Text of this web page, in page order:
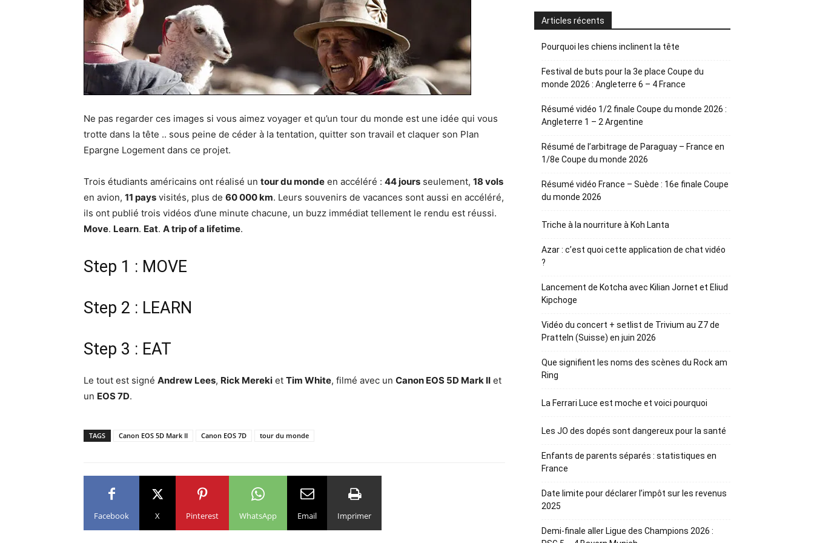
Ne pas regarder ces images si vous aimez voyager et qu’un tour du monde est une idée qui vous
trotte dans la tête .. sous peine de céder à la tentation, quitter son travail et claquer son Plan
Epargne Logement dans ce projet.
Trois étudiants américains ont réalisé un tour du monde en accéléré : 44 jours seulement, 18 vols
en avion, 11 pays visités, plus de 60 000 km. Leurs souvenirs de vacances sont aussi en accéléré,
ils ont publié trois vidéos d’une minute chacune, un buzz immédiat tellement le rendu est réussi.
Move. Learn. Eat. A trip of a lifetime.
Step 1 : MOVE
Step 2 : LEARN
Step 3 : EAT
Le tout est signé Andrew Lees, Rick Mereki et Tim White, filmé avec un Canon EOS 5D Mark II et
un EOS 7D.
TAGS Canon EOS 5D Mark II Canon EOS 7D tour du monde
Facebook X Pinterest WhatsApp Email Imprimer
Articles récents
Pourquoi les chiens inclinent la tête
Festival de buts pour la 3e place Coupe du
monde 2026 : Angleterre 6 – 4 France
Résumé vidéo 1/2 finale Coupe du monde 2026 :
Angleterre 1 – 2 Argentine
Résumé de l’arbitrage de Paraguay – France en
1/8e Coupe du monde 2026
Résumé vidéo France – Suède : 16e finale Coupe
du monde 2026
Triche à la nourriture à Koh Lanta
Azar : c’est quoi cette application de chat vidéo
?
Lancement de Kotcha avec Kilian Jornet et Eliud
Kipchoge
Vidéo du concert + setlist de Trivium au Z7 de
Pratteln (Suisse) en juin 2026
Que signifient les noms des scènes du Rock am
Ring
La Ferrari Luce est moche et voici pourquoi
Les JO des dopés sont dangereux pour la santé
Enfants de parents séparés : statistiques en
France
Date limite pour déclarer l’impôt sur les revenus
2025
Demi-finale aller Ligue des Champions 2026 :